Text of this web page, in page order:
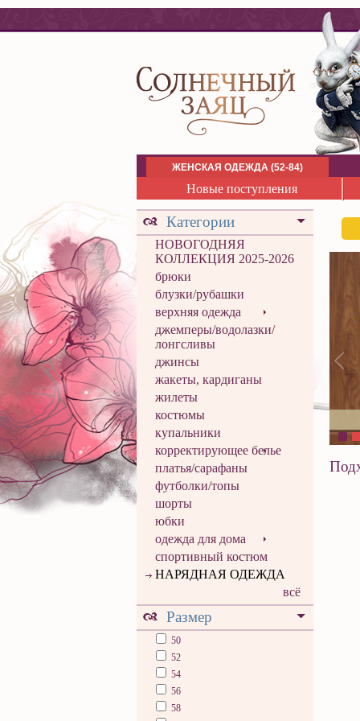
ЖЕНСКАЯ ОДЕЖДА (52-84)
Новые поступления
Категории
НОВОГОДНЯЯ
КОЛЛЕКЦИЯ 2025-2026
брюки
блузки/рубашки
верхняя одежда
джемперы/водолазки/
лонгсливы
джинсы
жакеты, кардиганы
жилеты
костюмы
купальники
корректирующее белье
платья/сарафаны
футболки/топы
шорты
юбки
одежда для дома
спортивный костюм
НАРЯДНАЯ ОДЕЖДА
всё
Размер
50
52
54
56
58